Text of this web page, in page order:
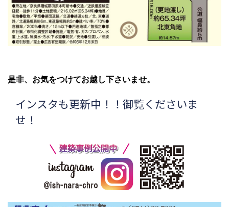
是非、お気をつけてお越し下さいませ。
インスタも更新中！！御覧くださいま
せ！